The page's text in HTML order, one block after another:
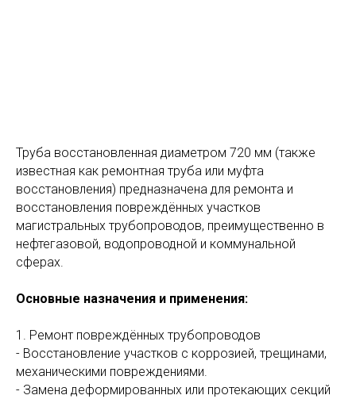
Труба восстановленная диаметром 720 мм (также
известная как ремонтная труба или муфта
восстановления) предназначена для ремонта и
восстановления повреждённых участков
магистральных трубопроводов, преимущественно в
нефтегазовой, водопроводной и коммунальной
сферах.
Основные назначения и применения:
1. Ремонт повреждённых трубопроводов
- Восстановление участков с коррозией, трещинами,
механическими повреждениями.
- Замена деформированных или протекающих секций